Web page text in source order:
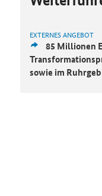
EXTERNES ANGEBOT
85 Millionen
sowie im